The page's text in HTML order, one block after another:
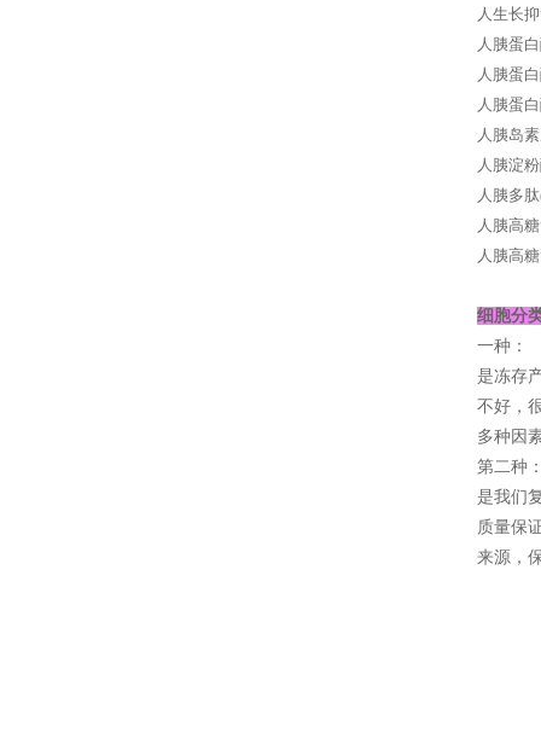
人生长
人胰蛋
人胰蛋
人胰蛋
人胰岛
人胰淀
人胰多
人胰高
人胰高
细胞分
一种：
是冻存
不好，
多种因
第二种
是我们
质量保
来源，